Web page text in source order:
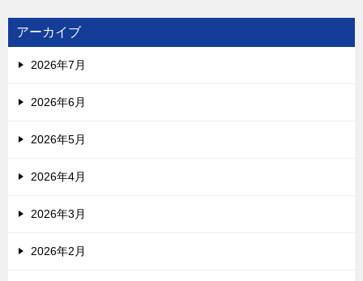
アーカイブ
2026年7月
2026年6月
2026年5月
2026年4月
2026年3月
2026年2月